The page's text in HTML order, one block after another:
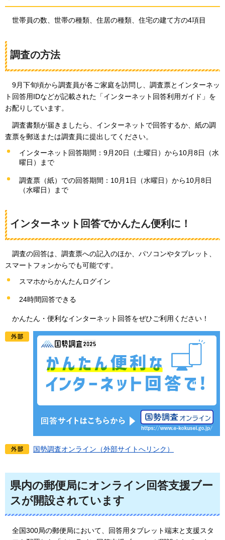
世帯員の数、世帯の種類、住居の種類、住宅の建て方の4項目
調査の方法
9月下旬頃から調査員が各ご家庭を訪問し、調査票とインターネッ
ト回答用IDなどが記載された「インターネット回答利用ガイド」を
お配りしています。
調査書類が届きましたら、インターネットで回答するか、紙の調
査票を郵送または調査員に提出してください。
インターネット回答期間：9月20日（土曜日）から10月8日（水
曜日）まで
調査票（紙）での回答期間：10月1日（水曜日）から10月8日
（水曜日）まで
インターネット回答でかんたん便利に！
調査の回答は、調査票への記入のほか、パソコンやタブレット、
スマートフォンからでも可能です。
スマホからかんたんログイン
24時間回答できる
かんたん・便利なインターネット回答をぜひご利用ください！
国勢調査オンライン（外部サイトへリンク）
県内の郵便局にオンライン回答支援ブー
スが開設されています
全国300局の郵便局において、回答用タブレット端末と支援スタ